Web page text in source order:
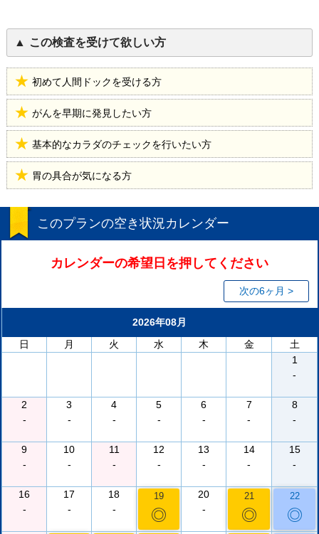
この検査を受けて欲しい方
初めて人間ドックを受ける方
がんを早期に発見したい方
基本的なカラダのチェックを行いたい方
胃の具合が気になる方
このプランの空き状況カレンダー
カレンダーの希望日を押してください
次の6ヶ月 >
2026年08月
日
月 火 水 木 金
土
1
-
2
-
3
-
4
-
5
-
6
-
7
-
8
-
9
-
10
-
11
-
12
-
13
-
14
-
15
-
16
-
17
-
18
-
19
◎
20
-
21
◎
22
◎